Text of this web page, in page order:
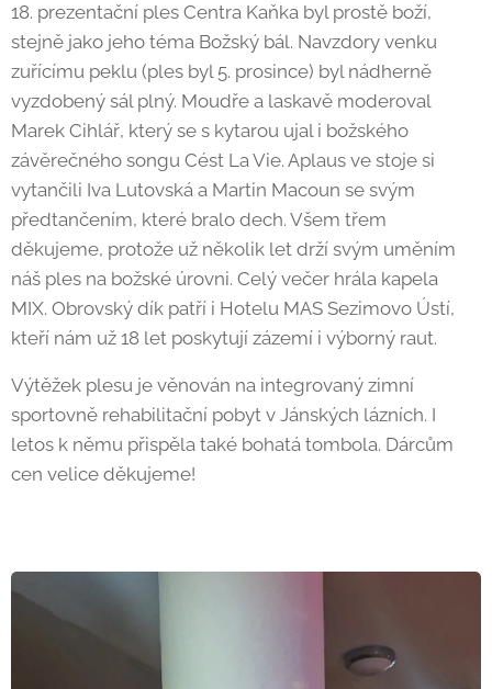
18. prezentační ples Centra Kaňka byl prostě boží,
stejně jako jeho téma Božský bál. Navzdory venku
zuřícímu peklu (ples byl 5. prosince) byl nádherně
vyzdobený sál plný. Moudře a laskavě moderoval
Marek Cihlář, který se s kytarou ujal i božského
závěrečného songu Cést La Vie. Aplaus ve stoje si
vytančili Iva Lutovská a Martin Macoun se svým
předtančením, které bralo dech. Všem třem
děkujeme, protože už několik let drží svým uměním
náš ples na božské úrovni. Celý večer hrála kapela
MIX. Obrovský dík patří i Hotelu MAS Sezimovo Ústí,
kteří nám už 18 let poskytují zázemí i výborný raut.
Výtěžek plesu je věnován na integrovaný zimní
sportovně rehabilitační pobyt v Jánských lázních. I
letos k němu přispěla také bohatá tombola. Dárcům
cen velice děkujeme!